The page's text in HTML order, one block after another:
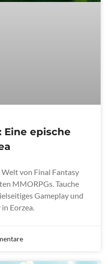
Eine epische
von Final Fantasy
MMORPGs. Tauche
Gameplay und
Eorzea.